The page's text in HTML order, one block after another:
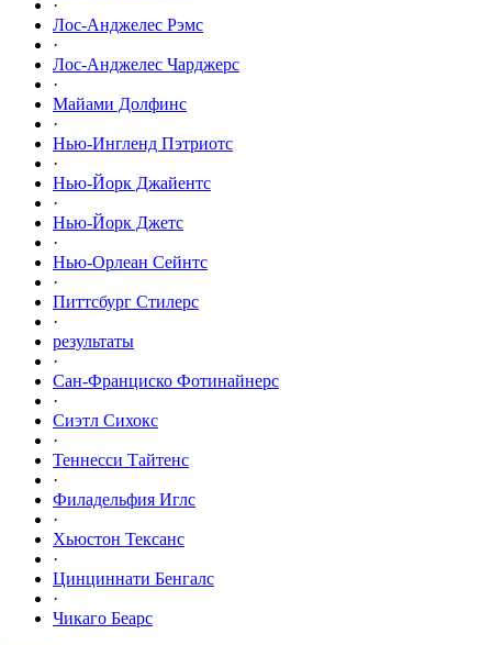
·
Лос-Анджелес Рэмс
·
Лос-Анджелес Чарджерс
·
Майами Долфинс
·
Нью-Ингленд Пэтриотс
·
Нью-Йорк Джайентс
·
Нью-Йорк Джетс
·
Нью-Орлеан Сейнтс
·
Питтсбург Стилерс
·
результаты
·
Сан-Франциско Фотинайнерс
·
Сиэтл Сихокс
·
Теннесси Тайтенс
·
Филадельфия Иглс
·
Хьюстон Тексанс
·
Цинциннати Бенгалс
·
Чикаго Беарс